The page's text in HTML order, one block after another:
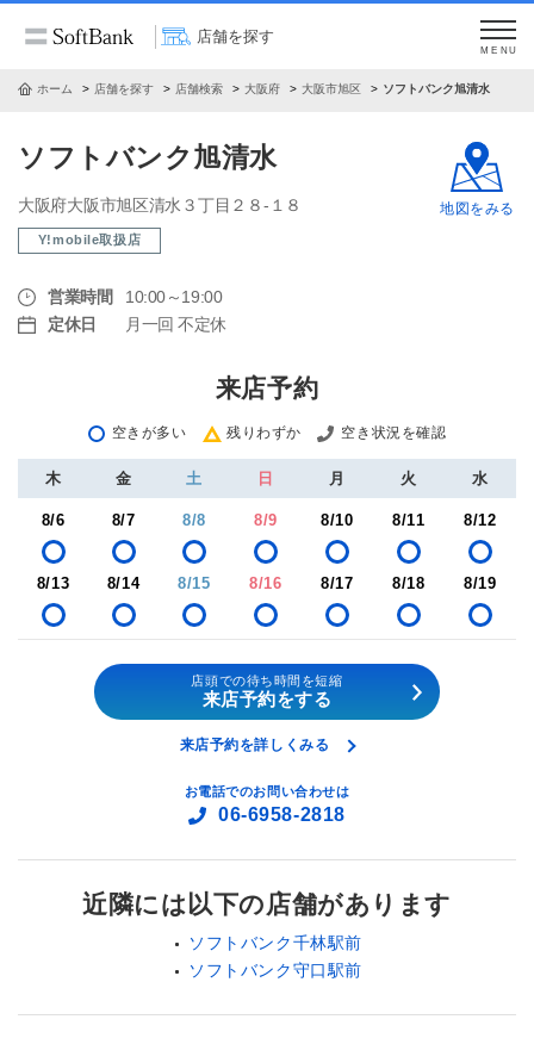
店舗を探す
MENU
ホーム 店舗を探す 店舗検索 大阪府 大阪市旭区 ソフトバンク旭清水
ソフトバンク旭清水
大阪府大阪市旭区清水３丁目２８‐１８
Y!mobile取扱店
営業時間
10:00～19:00
定休日
月一回 不定休
地図をみる
来店予約
空きが多い 残りわずか 空き状況を確認
木 金 土 日 月 火 水
8/6 8/7 8/8 8/9 8/10 8/11 8/12
8/13 8/14 8/15 8/16 8/17 8/18 8/19
店頭での待ち時間を短縮
来店予約をする
来店予約を詳しくみる
お電話でのお問い合わせは
06-6958-2818
近隣には以下の店舗があります
ソフトバンク千林駅前
ソフトバンク守口駅前